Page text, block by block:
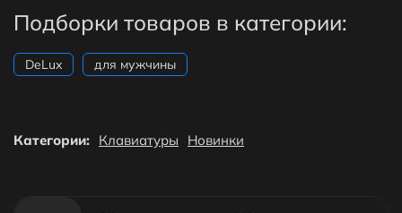
Подборки товаров в категории:
DeLux для мужчины
Категории: Клавиатуры Новинки